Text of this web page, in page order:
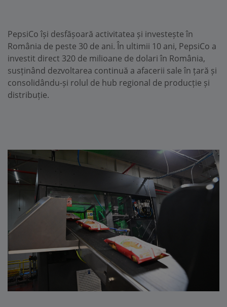
PepsiCo își desfășoară activitatea și investește în
România de peste 30 de ani. În ultimii 10 ani, PepsiCo a
investit direct 320 de milioane de dolari în România,
susținând dezvoltarea continuă a afacerii sale în țară și
consolidându-și rolul de hub regional de producție și
distribuție.